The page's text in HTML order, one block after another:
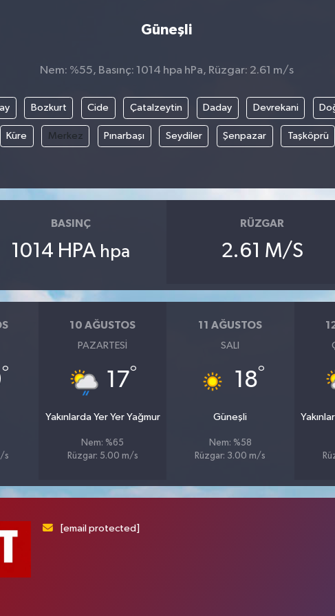
Güneşli
Nem: %55, Basınç: 1014 hpa hPa, Rüzgar: 2.61 m/s
Bozkurt Cide Çatalzeytin Daday Devrekani
Küre Merkez Pınarbaşı Seydiler Şenpazar Taşköprü
BASINÇ
1014 HPA hpa
RÜZGAR
2.61 M/S
°
s
10 AĞUSTOS
PAZARTESI
17°
Yakınlarda Yer Yer Yağmur
Nem: %65
Rüzgar: 5.00 m/s
11 AĞUSTOS
SALI
18°
Güneşli
Nem: %58
Rüzgar: 3.00 m/s
[email protected]